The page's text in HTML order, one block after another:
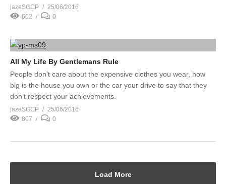
jazeSGCP
25/06/2016
602
0
All My Life By Gentlemans Rule
People don't care about the expensive clothes you wear, how
big is the house you own or the car your drive to say that they
don't respect your achievements.
jazeSGCP
25/06/2016
807
0
Load More